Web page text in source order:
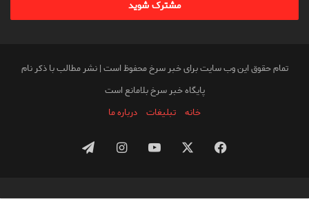
وارد
تمام حقوق این وب سایت برای خبر سرخ محفوظ است | نشر مطالب با ذکر نام
پایگاه خبر سرخ بلامانع است
خانه
تبلیغات درباره ما
فیس
یوتیوباینستاگرامتلگرام